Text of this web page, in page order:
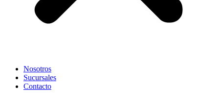
Nosotros
Sucursales
Contacto